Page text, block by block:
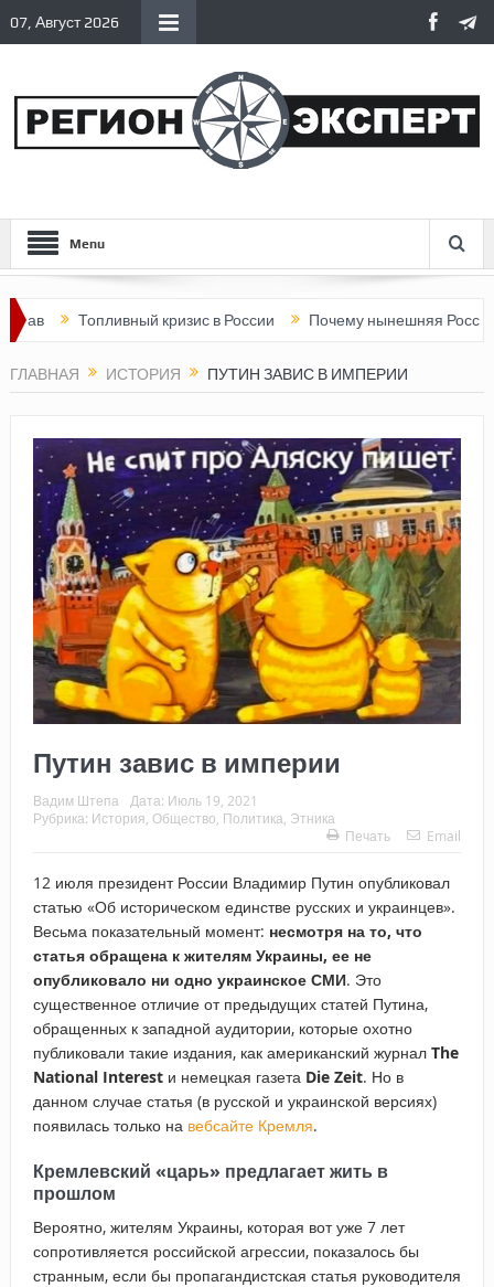
07, Август 2026
Menu
Топливный кризис в России Почему нынешняя Россия стала
ГЛАВНАЯ ИСТОРИЯ ПУТИН ЗАВИС В ИМПЕРИИ
Путин завис в империи
Вадим Штепа Дата: Июль 19, 2021
Рубрика: История Общество Политика Этника
Печать
Email
12 июля президент России Владимир Путин опубликовал
статью «Об историческом единстве русских и украинцев».
Весьма показательный момент: несмотря на то, что
статья обращена к жителям Украины, ее не
опубликовало ни одно украинское СМИ. Это
существенное отличие от предыдущих статей Путина,
обращенных к западной аудитории, которые охотно
публиковали такие издания, как американский журнал The
National Interestи немецкая газета Die Zeit. Но в
данном случае статья (в русской и украинской версиях)
появилась только на вебсайте Кремля.
Кремлевский «царь» предлагает жить в
прошлом
Вероятно, жителям Украины, которая вот уже 7 лет
сопротивляется российской агрессии, показалось бы
странным, если бы пропагандистская статья руководителя